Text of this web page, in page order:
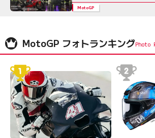
MotoGP
MotoGP フォトランキング